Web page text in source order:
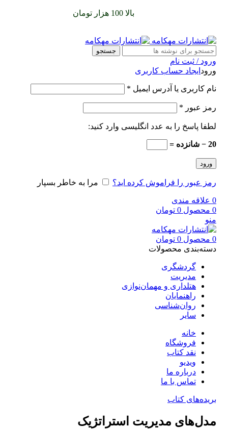
بالا 100 هزار تومان
جستجو
ورود / ثبت نام
ورود ایجاد حساب کاربری
نام کاربری یا آدرس ایمیل *
رمز عبور *
لطفا پاسخ را به عدد انگلیسی وارد کنید:
20 − شانزده =
ورود
رمز عبور را فراموش کرده اید؟ مرا به خاطر بسپار
0 علاقه مندی
0 محصول 0 تومان
منو
0 محصول 0 تومان
دسته‌بندی محصولات
گردشگری
مدیریت
هتلداری و مهمان‌نوازی
راهنمایان
روان‌شناسی
سایر
خانه
فروشگاه
نقد کتاب
ویدیو
درباره‌ ما
تماس با ما
بریده‌های کتاب
مدل‌‌های مدیریت استراتژیک